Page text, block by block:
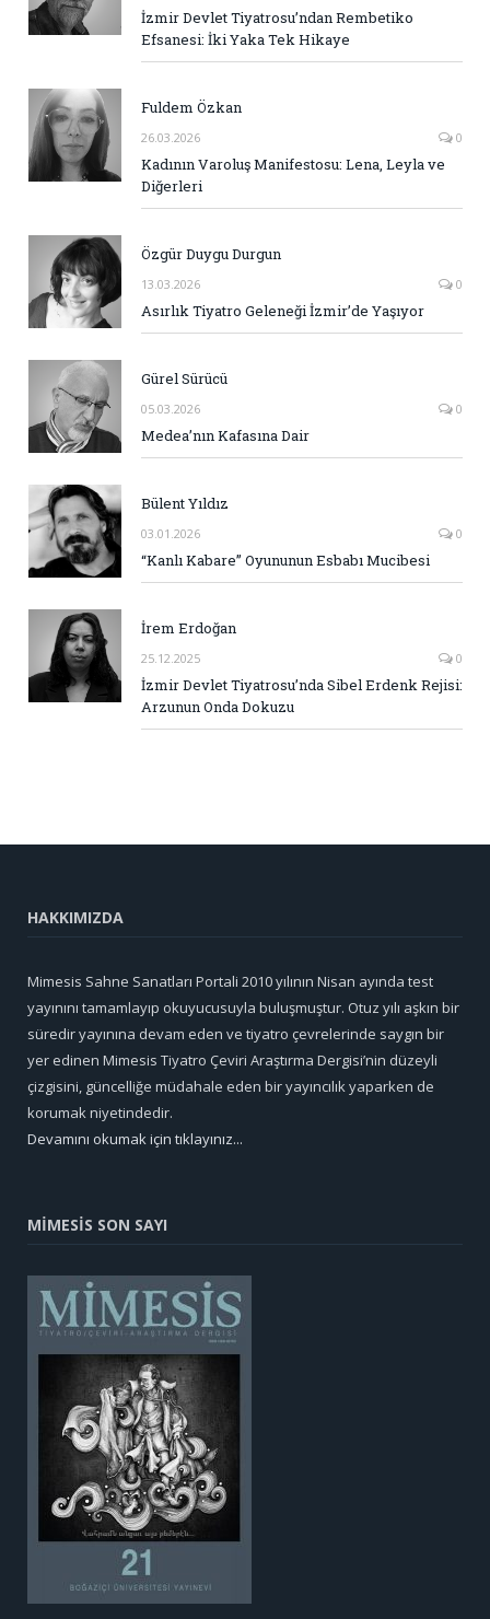
İzmir Devlet Tiyatrosu’ndan Rembetiko
Efsanesi: İki Yaka Tek Hikaye
Fuldem Özkan
26.03.2026 0
Kadının Varoluş Manifestosu: Lena, Leyla ve
Diğerleri
Özgür Duygu Durgun
13.03.2026 0
Asırlık Tiyatro Geleneği İzmir’de Yaşıyor
Gürel Sürücü
05.03.2026 0
Medea’nın Kafasına Dair
Bülent Yıldız
03.01.2026 0
“Kanlı Kabare” Oyununun Esbabı Mucibesi
İrem Erdoğan
25.12.2025 0
İzmir Devlet Tiyatrosu’nda Sibel Erdenk Rejisi:
Arzunun Onda Dokuzu
HAKKIMIZDA
Mimesis Sahne Sanatları Portali 2010 yılının Nisan ayında test
yayınını tamamlayıp okuyucusuyla buluşmuştur. Otuz yılı aşkın bir
süredir yayınına devam eden ve tiyatro çevrelerinde saygın bir
yer edinen Mimesis Tiyatro Çeviri Araştırma Dergisi’nin düzeyli
çizgisini, güncelliğe müdahale eden bir yayıncılık yaparken de
korumak niyetindedir.
Devamını okumak için tıklayınız...
MİMESİS SON SAYI